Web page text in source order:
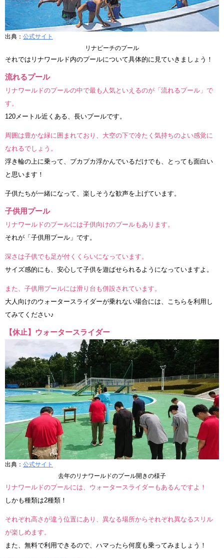
出典： 公式サイト
リナピーチのプール
それではリナワールド内のプールについて具体的に見ていきましょう！
流れるプール
リナワールドのプールの中で最も人気といえるのが「流れるプール」で
す。
120メートル近くある、長いプールです。
周囲は豊かな緑に囲まれており、大空の下で冷たく気持ちのよい感覚に
なれるでしょう。
浮き輪の上に乗って、プカプカ浮かんでいるだけでも、とっても面白い
と思います！
子供たちが一緒になって、楽しそうな歓声を上げています。
子供用プール
リナワールドのプールには子供向けのプールもあります。
それが「子供用プール」です。
深さは子供でも足が付くくらいになっています。
サイズ感的にも、安心して子供を遊ばせられるようになっていますよ。
また、子供用プールには滑り台も併設されています。
大人向けのウォータースライダーが乗れない場合には、こちらを利用し
てみてください♪
【休止】ウォータースライダー
出典： 公式サイト
去年のリナワールドのプール開きの様子
リナワールドのプールには、ウォータースライダーもあるんですよ！
しかも種類は2種類！
それぞれ高さが違う位置にあり、異なる場所からそれぞれ異なるスリル
が楽しめます。
また、無料で利用できるので、ハマったら何度も乗ってみましょう！